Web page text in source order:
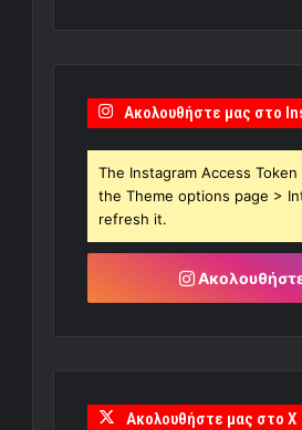
Ακολουθήστε μας στο
The Instagram Access
the Theme options page >
refresh it.
Ακολουθήστε μας στο X